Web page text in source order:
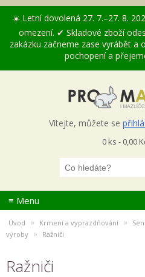
☀️ Letní dovolená 27. 7.–27. 8.
omezení. ✔ Skladové zboží
zakázku začneme zase vyrábět a
pochopení a
Vítejte, můžete se
0 ks - 0,00
≡ Menu
Úvod » Krmení a vyprazdňování »
výroby » Ražniči
Ražniči